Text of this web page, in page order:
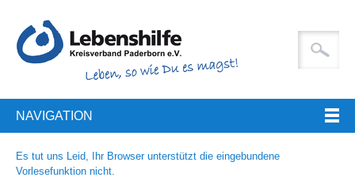
NAVIGATION
Es tut uns Leid, Ihr Browser unterstützt die eingebundene
Vorlesefunktion nicht.